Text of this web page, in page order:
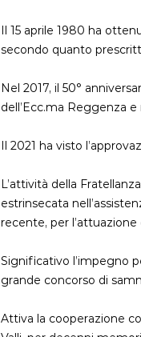
Il 15 aprile 1980 ha
secondo quanto
Nel 2017, il 50°
dell’Ecc.ma Reggenza
Il 2021 ha visto
L’attività della
estrinsecata
recente, per l’attuazione
Significativo l’impegno
grande concorso di
Attiva la cooperazione